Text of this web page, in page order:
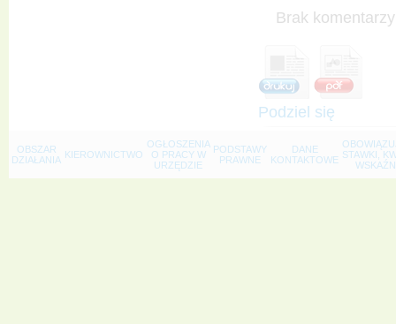
Brak
Podziel się
OBSZAR
DZIAŁANIA KIEROWNICTWO
OGŁOSZENIA
O PRACY W
URZĘDZIE
PODSTAWY
PRAWNE
DANE
KONTAKTOWE STAWKI,